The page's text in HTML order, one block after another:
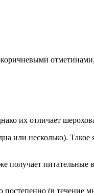
их отличает
несколько). Такое
получает
(в течение